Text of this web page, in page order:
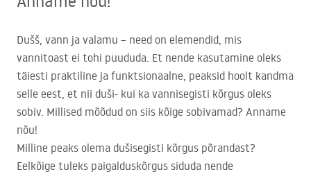
Dušš, vann ja valamu – need on elemendid, mis
vannitoast ei tohi puududa. Et nende kasutamine oleks
täiesti praktiline ja funktsionaalne, peaksid hoolt kandma
selle eest, et nii duši- kui ka vannisegisti kõrgus oleks
sobiv. Millised mõõdud on siis kõige sobivamad? Anname
nõu!
Milline peaks olema dušisegisti kõrgus põrandast?
Eelkõige tuleks paigalduskõrgus siduda nende